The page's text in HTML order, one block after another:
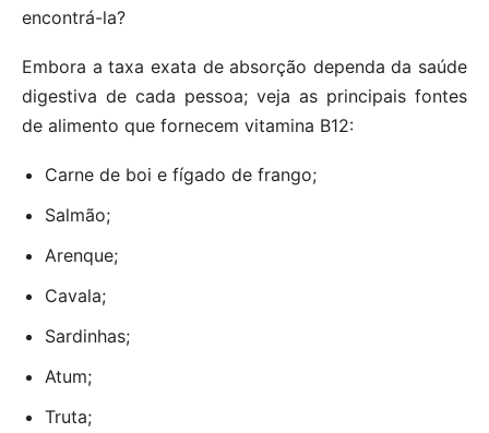
encontrá-la?
Embora a taxa exata de absorção dependa da saúde
digestiva de cada pessoa; veja as principais fontes
de alimento que fornecem vitamina B12:
Carne de boi e fígado de frango;
Salmão;
Arenque;
Cavala;
Sardinhas;
Atum;
Truta;